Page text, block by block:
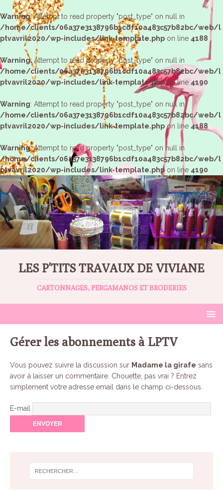
Warning: Attempt to read property "post_type" on null in
/home/clients/06a37e3138796b1cdf10a483c57b82bc/web/l
ptvavril2020/wp-includes/link-template.php on line 4188
Warning: Attempt to read property "post_type" on null in
/home/clients/06a37e3138796b1cdf10a483c57b82bc/web/l
ptvavril2020/wp-includes/link-template.phpon line 4190
Warning: Attempt to read property "post_type" on null in
/home/clients/06a37e3138796b1cdf10a483c57b82bc/web/l
ptvavril2020/wp-includes/link-template.php on line 4188
Warning: Attempt to read property "post_type" on null in
/home/clients/06a37e3138796b1cdf10a483c57b82bc/web/l
ptvavril2020/wp-includes/link-template.php on line 4190
LES P'TITS TRAVAUX DE VIVIANE
CARTONNAGES, PERGAMANOS ET BRODERIES
Gérer les abonnements à LPTV
Vous pouvez suivre la discussion sur Madame la girafe sans
avoir à laisser un commentaire. Chouette, pas vrai ? Entrez
simplement votre adresse email dans le champ ci-dessous.
E-mail